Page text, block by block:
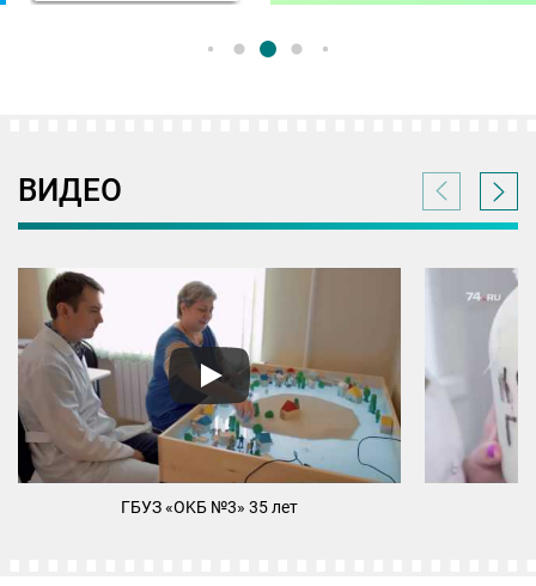
ВИДЕО
ГБУЗ «ОKБ №3» 35 лет